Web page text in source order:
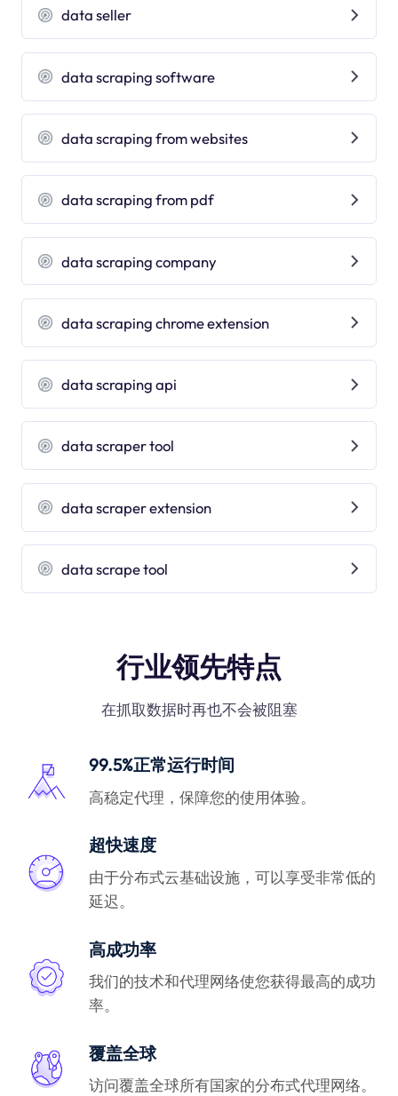
data seller
data scraping software
data scraping from websites
data scraping from pdf
data scraping company
data scraping chrome extension
data scraping api
data scraper tool
data scraper extension
data scrape tool
行业领先特点
在抓取数据时再也不会被阻塞
99.5%正常运行时间
高稳定代理，保障您的使用体验。
超快速度
由于分布式云基础设施，可以享受非常低的
延迟。
高成功率
我们的技术和代理网络使您获得最高的成功
率。
覆盖全球
访问覆盖全球所有国家的分布式代理网络。